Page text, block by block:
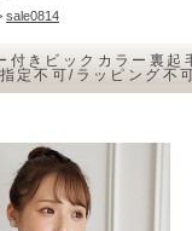
sale0814
付きビックカラー
定不可/ラッピング不